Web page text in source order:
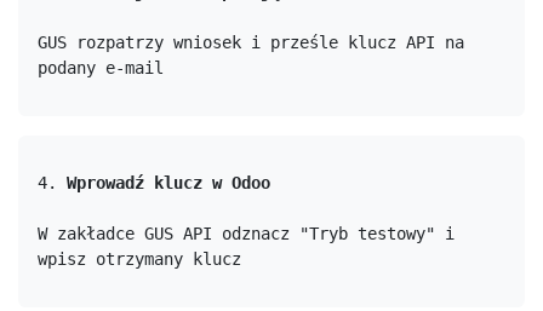
GUS rozpatrzy wniosek i prześle klucz API na
podany e-mail
4. Wprowadź klucz w Odoo
W zakładce GUS API odznacz "Tryb testowy" i
wpisz otrzymany klucz